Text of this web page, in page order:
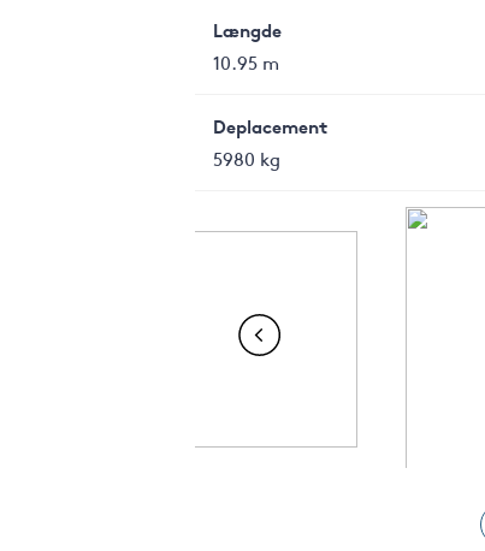
Længde
10.95 m
Deplacement
5980 kg